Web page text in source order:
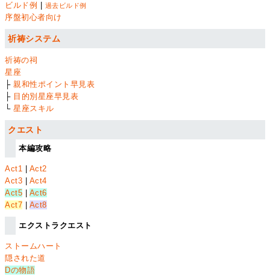
ビルド例 過去ビルド例
序盤初心者向け
祈祷システム
祈祷の祠
星座
├親和性ポイント早見表
├ 目的別星座早見表
└星座スキル
クエスト
本編攻略
Act1
Act2
Act3
Act4
Act5
Act6
Act7
Act8
エクストラクエスト
ストームハート
隠された道
Dの物語